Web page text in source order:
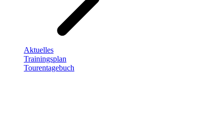
Aktuelles
Trainingsplan
Tourentagebuch